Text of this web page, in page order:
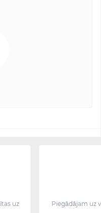
uz
Piegādājam uz